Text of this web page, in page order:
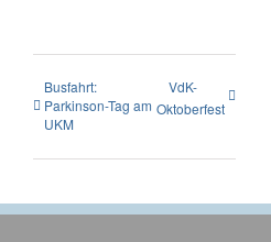
Busfahrt:
Parkinson-Tag am
UKM
VdK-
Oktoberfest